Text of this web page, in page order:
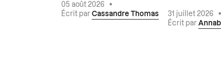
05 août 2026
•
Écrit par Cassandre Thomas 31 juillet 2026
Écrit par